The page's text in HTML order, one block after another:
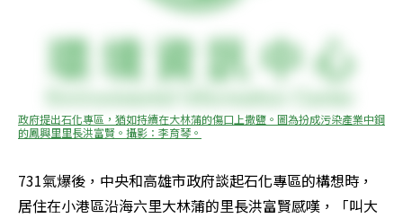
政府提出石化專區，猶如持續在大林蒲的傷口上撒鹽。圖為扮成污染產業中鋼
的鳳興里里長洪富賢。攝影：李育琴。
731氣爆後，中央和高雄市政府談起石化專區的構想時，
居住在小港區沿海六里大林蒲的里長洪富賢感嘆，「叫大